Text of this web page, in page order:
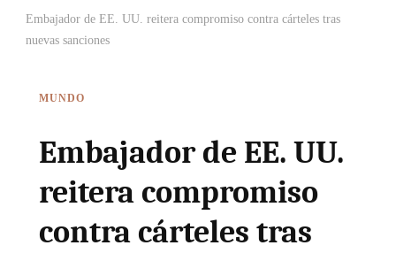
Embajador de EE. UU. reitera compromiso contra cárteles tras
nuevas sanciones
MUNDO
Embajador de EE. UU.
reitera compromiso
contra cárteles tras